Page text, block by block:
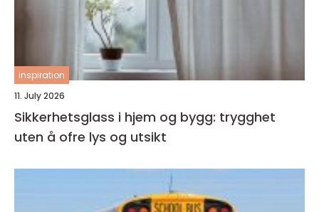
inspiration
11. July 2026
Sikkerhetsglass i hjem og bygg: trygghet
uten å ofre lys og utsikt